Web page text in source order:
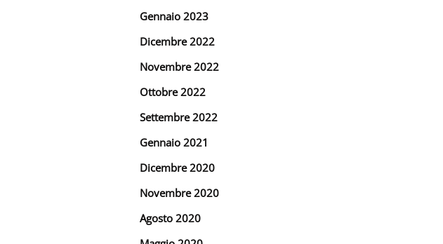
Gennaio 2023
Dicembre 2022
Novembre 2022
Ottobre 2022
Settembre 2022
Gennaio 2021
Dicembre 2020
Novembre 2020
Agosto 2020